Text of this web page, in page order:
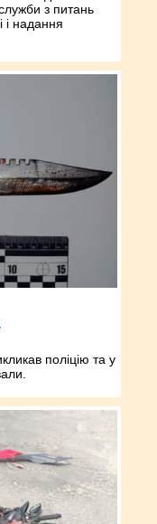
з питань
і надання
поліцію та у